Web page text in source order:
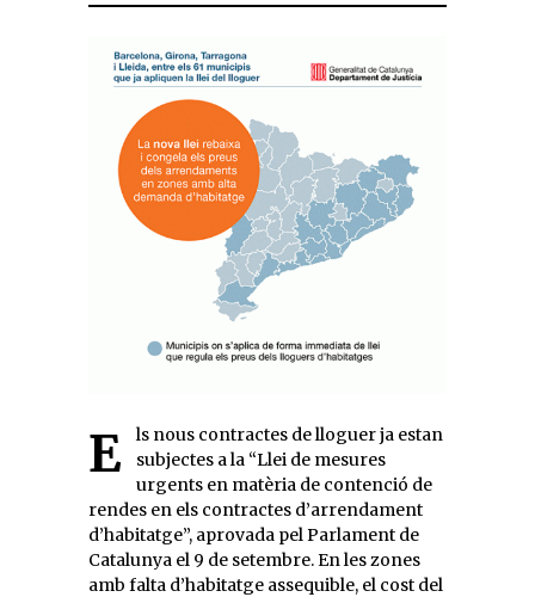
Els nous contractes de lloguer ja estan
subjectes a la “Llei de mesures
urgents en matèria de contenció de
rendes en els contractes d’arrendament
d’habitatge”, aprovada pel Parlament de
Catalunya el 9 de setembre. En les zones
amb falta d’habitatge assequible, el cost del